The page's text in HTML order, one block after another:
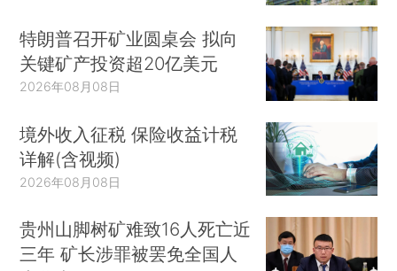
特朗普召开矿业圆桌会 拟向
关键矿产投资超20亿美元
2026年08月08日
境外收入征税 保险收益计税
详解(含视频)
2026年08月08日
贵州山脚树矿难致16人死亡近
三年 矿长涉罪被罢免全国人